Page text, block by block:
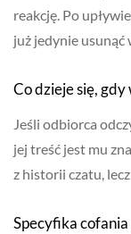
reakcję. Po
już jedynie usunąć
Co dzieje się, gdy
Jeśli odbiorca
jej treść jest mu
z historii czatu,
Specyfika